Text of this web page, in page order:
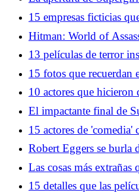
¿Qué superhéroes aún
15 empresas ficticias
funcionando en el
Hitman: World of
sorpresas cinco años
13 películas de terror
vida real
15 fotos que recuerdan
Hollywood
10 actores que hicieron
especialmente únicas
El impactante final de
personaje y las obras
15 actores de 'comedia'
dramáticas serias
Robert Eggers se burla
entre The Northman y
Las cosas más extrañas
extraterrestres, según
15 detalles que las